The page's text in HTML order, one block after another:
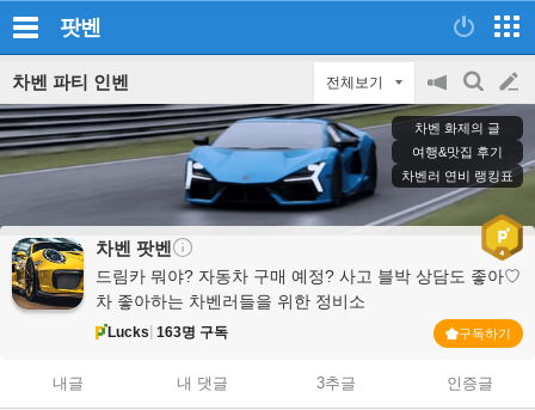
팟벤
차벤 파티 인벤 전체보기
공
지
on/off
검
색
글
쓰
기
차벤 화제의 글
여행&맛집 후기
차벤러 연비 랭킹표
차벤 팟벤
Lucks 163명 구독
드림카 뭐야? 자동차 구매 예정? 사고 블박 상담도 좋아♡
차 좋아하는 차벤러들을 위한 정비소
구독하기
내글 내 댓글 3추글 인증글